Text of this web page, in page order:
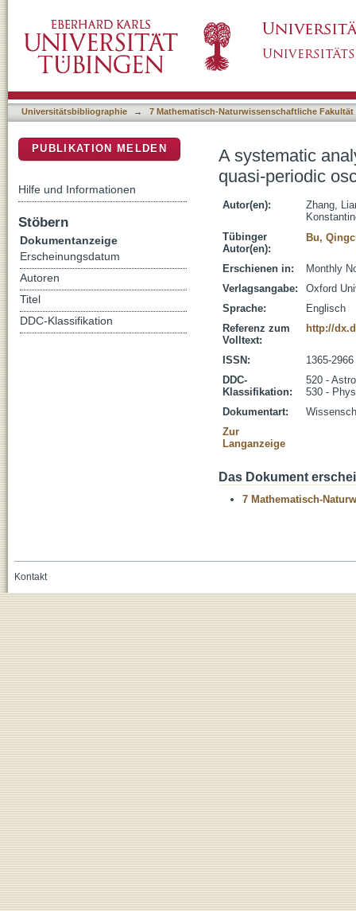
GRS 1915+105
Universitätsbibliographie → 7 Mathematisch-Naturwissenschaftliche Fakultät
A systematic
quasi-periodic
Autor(en):
Zhang,
Tübinger
Autor(en):
Bu,
Erschienen in:
Monthly
Verlagsangabe:
Oxford
Sprache:
Englisch
Referenz zum
Volltext:
http://
ISSN:
1365-2966
DDC-
Klassifikation:
520 -
530 -
Dokumentart:
Zur
Langanzeige
Das Dokument
7 Mathematisch-
PUBLIKATION MELDEN
Hilfe und Informationen
Stöbern
Dokumentanzeige
Erscheinungsdatum
Autoren
Titel
DDC-Klassifikation
Kontakt